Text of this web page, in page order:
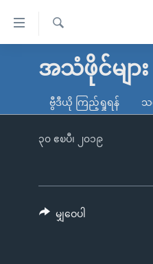
လွယ်ကူ
သည့်
မူလစာမျက်နှာ
ကမ္ဘာ့သတင်းများ
နိုင်ငံတကာ
တရုတ်
အစ္စရေး-ပါလက်စတိုင်း
ရပ်ဝန်းတခု လမ်းတခု အလွန်
အင်္ဂလိပ်စာလေ့လာမယ်
ရ
အသံဖိုင်များ
ဗွီဒီယို ကြည့်ရှုရန် သ
၃၀ ဧၿပီ၊ ၂၀၁၉
မျှဝေပါ